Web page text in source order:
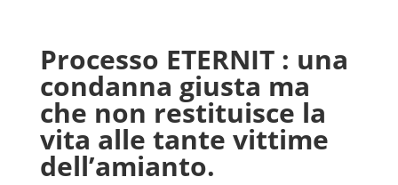
Processo ETERNIT : una
condanna giusta ma
che non restituisce la
vita alle tante vittime
dell’amianto.